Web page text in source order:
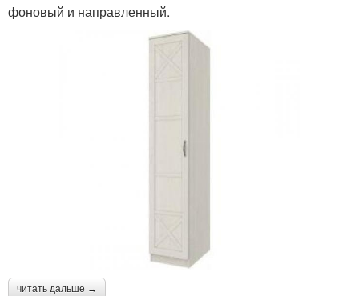
фоновый и направленный.
читать дальше →